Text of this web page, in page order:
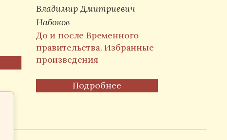
Владимир Дмитриевич
Набоков
До и после Временного
правительства. Избранные
произведения
Подробнее